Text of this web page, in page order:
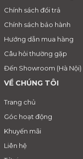
Chính sách đổi trả
Chính sách bảo hành
Hướng dẫn mua hàng
Câu hỏi thường gặp
Đến Showroom (Hà Nội)
VỀ CHÚNG TÔI
Trang chủ
Góc hoạt động
Khuyến mãi
Liên hệ